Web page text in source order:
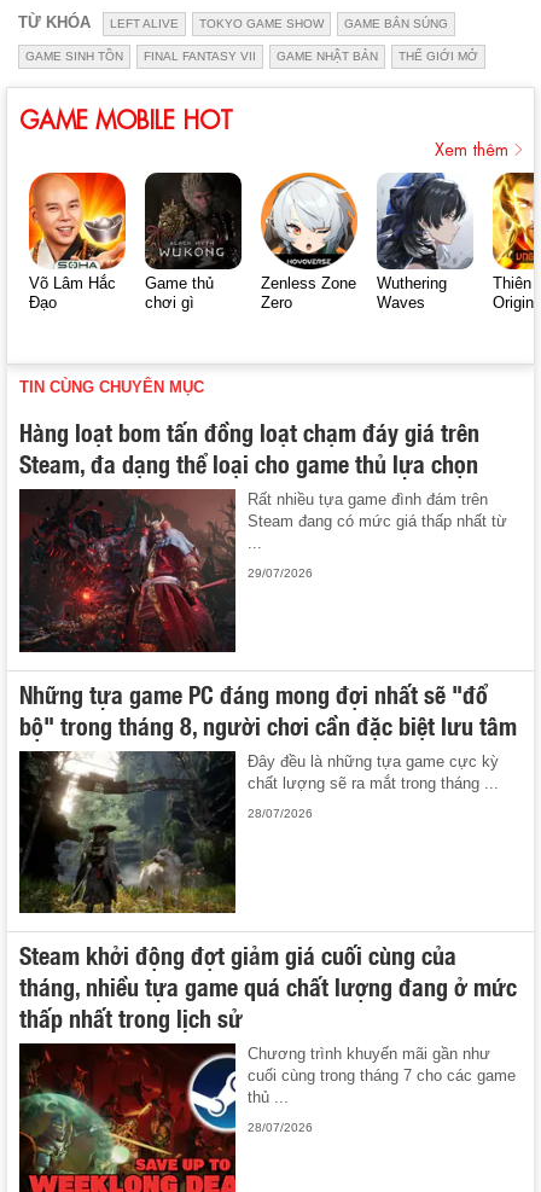
TỪ KHÓA LEFT ALIVE TOKYO GAME SHOW GAME BẮN SÚNG
GAME SINH TỒN FINAL FANTASY VII GAME NHẬT BẢN THẾ GIỚI MỞ
GAME MOBILE HOT
Xem thêm
Võ Lâm Hắc
Đạo
Game thủ
chơi gì
Zenless Zone
Zero
Wuthering
Waves
Thiên
Origin
TIN CÙNG CHUYÊN MỤC
Hàng loạt bom tấn đồng loạt chạm đáy giá trên
Steam, đa dạng thể loại cho game thủ lựa chọn
Rất nhiều tựa game đình đám trên
Steam đang có mức giá thấp nhất từ
...
29/07/2026
Những tựa game PC đáng mong đợi nhất sẽ "đổ
bộ" trong tháng 8, người chơi cần đặc biệt lưu tâm
Đây đều là những tựa game cực kỳ
chất lượng sẽ ra mắt trong tháng ...
28/07/2026
Steam khởi động đợt giảm giá cuối cùng của
tháng, nhiều tựa game quá chất lượng đang ở mức
thấp nhất trong lịch sử
Chương trình khuyến mãi gần như
cuối cùng trong tháng 7 cho các game
thủ ...
28/07/2026